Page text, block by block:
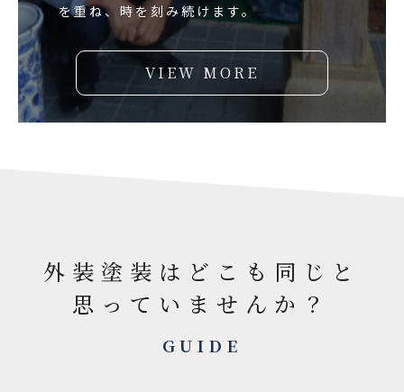
を重ね、時を刻み続けます。
VIEW MORE
外装塗装はどこも同じと
思っていませんか？
GUIDE